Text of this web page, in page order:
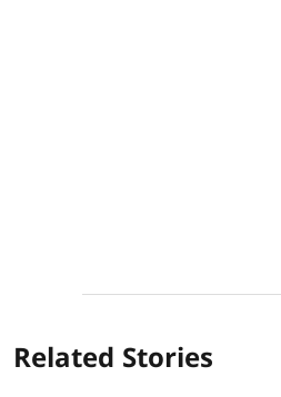
Related Stories